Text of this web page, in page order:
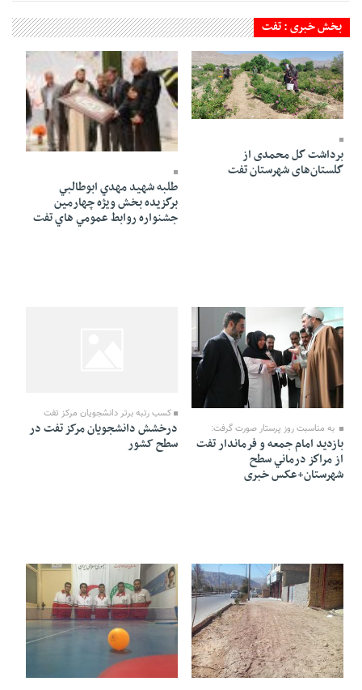
بخش خبری : تفت
19 Tir 1403 - 10:33
برداشت گل محمدی از
گلستان‌های شهرستان تفت
19 Tir 1403 - 10:32
طلبه شهيد مهدي ابوطالبي
برگزيده بخش ويژه چهارمين
جشنواره روابط عمومي هاي تفت
19 Tir 1403 - 10:32
به مناسبت روز پرستار صورت گرفت:
بازديد امام جمعه و فرماندار تفت
از مراكز درماني سطح
شهرستان+عکس خبری
کسب رتبه برتر دانشجویان مرکز تفت
درخشش دانشجویان مرکز تفت در
سطح کشور
19 Tir 1403 - 10:32